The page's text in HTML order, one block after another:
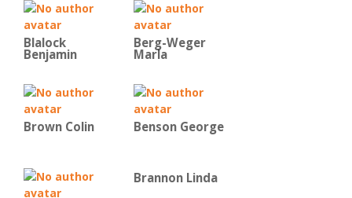
Blalock
Benjamin
Berg-Weger
Marla
Brown Colin Benson George
Brannon Linda